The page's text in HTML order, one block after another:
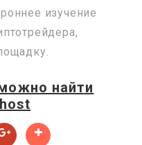
изучение
найти